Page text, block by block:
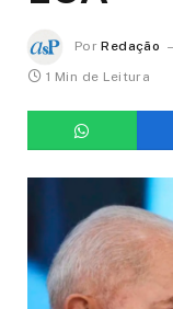
Por Redação
1 Min de Leitura